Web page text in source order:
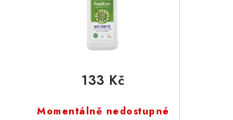
Momentálně nedostupné
133 Kč